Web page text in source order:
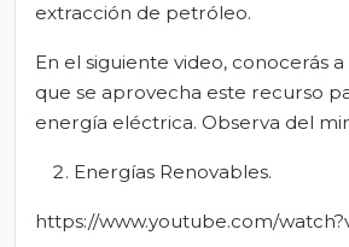
extracción de petróleo.
En el siguiente video, conocerás
que se aprovecha este recurso
energía eléctrica. Observa del
Energías Renovables.
https://www.youtube.com/